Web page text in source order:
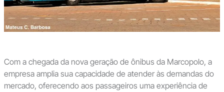
Com a chegada da nova geração de ônibus da Marcopolo, a
empresa amplia sua capacidade de atender às demandas do
mercado, oferecendo aos passageiros uma experiência de